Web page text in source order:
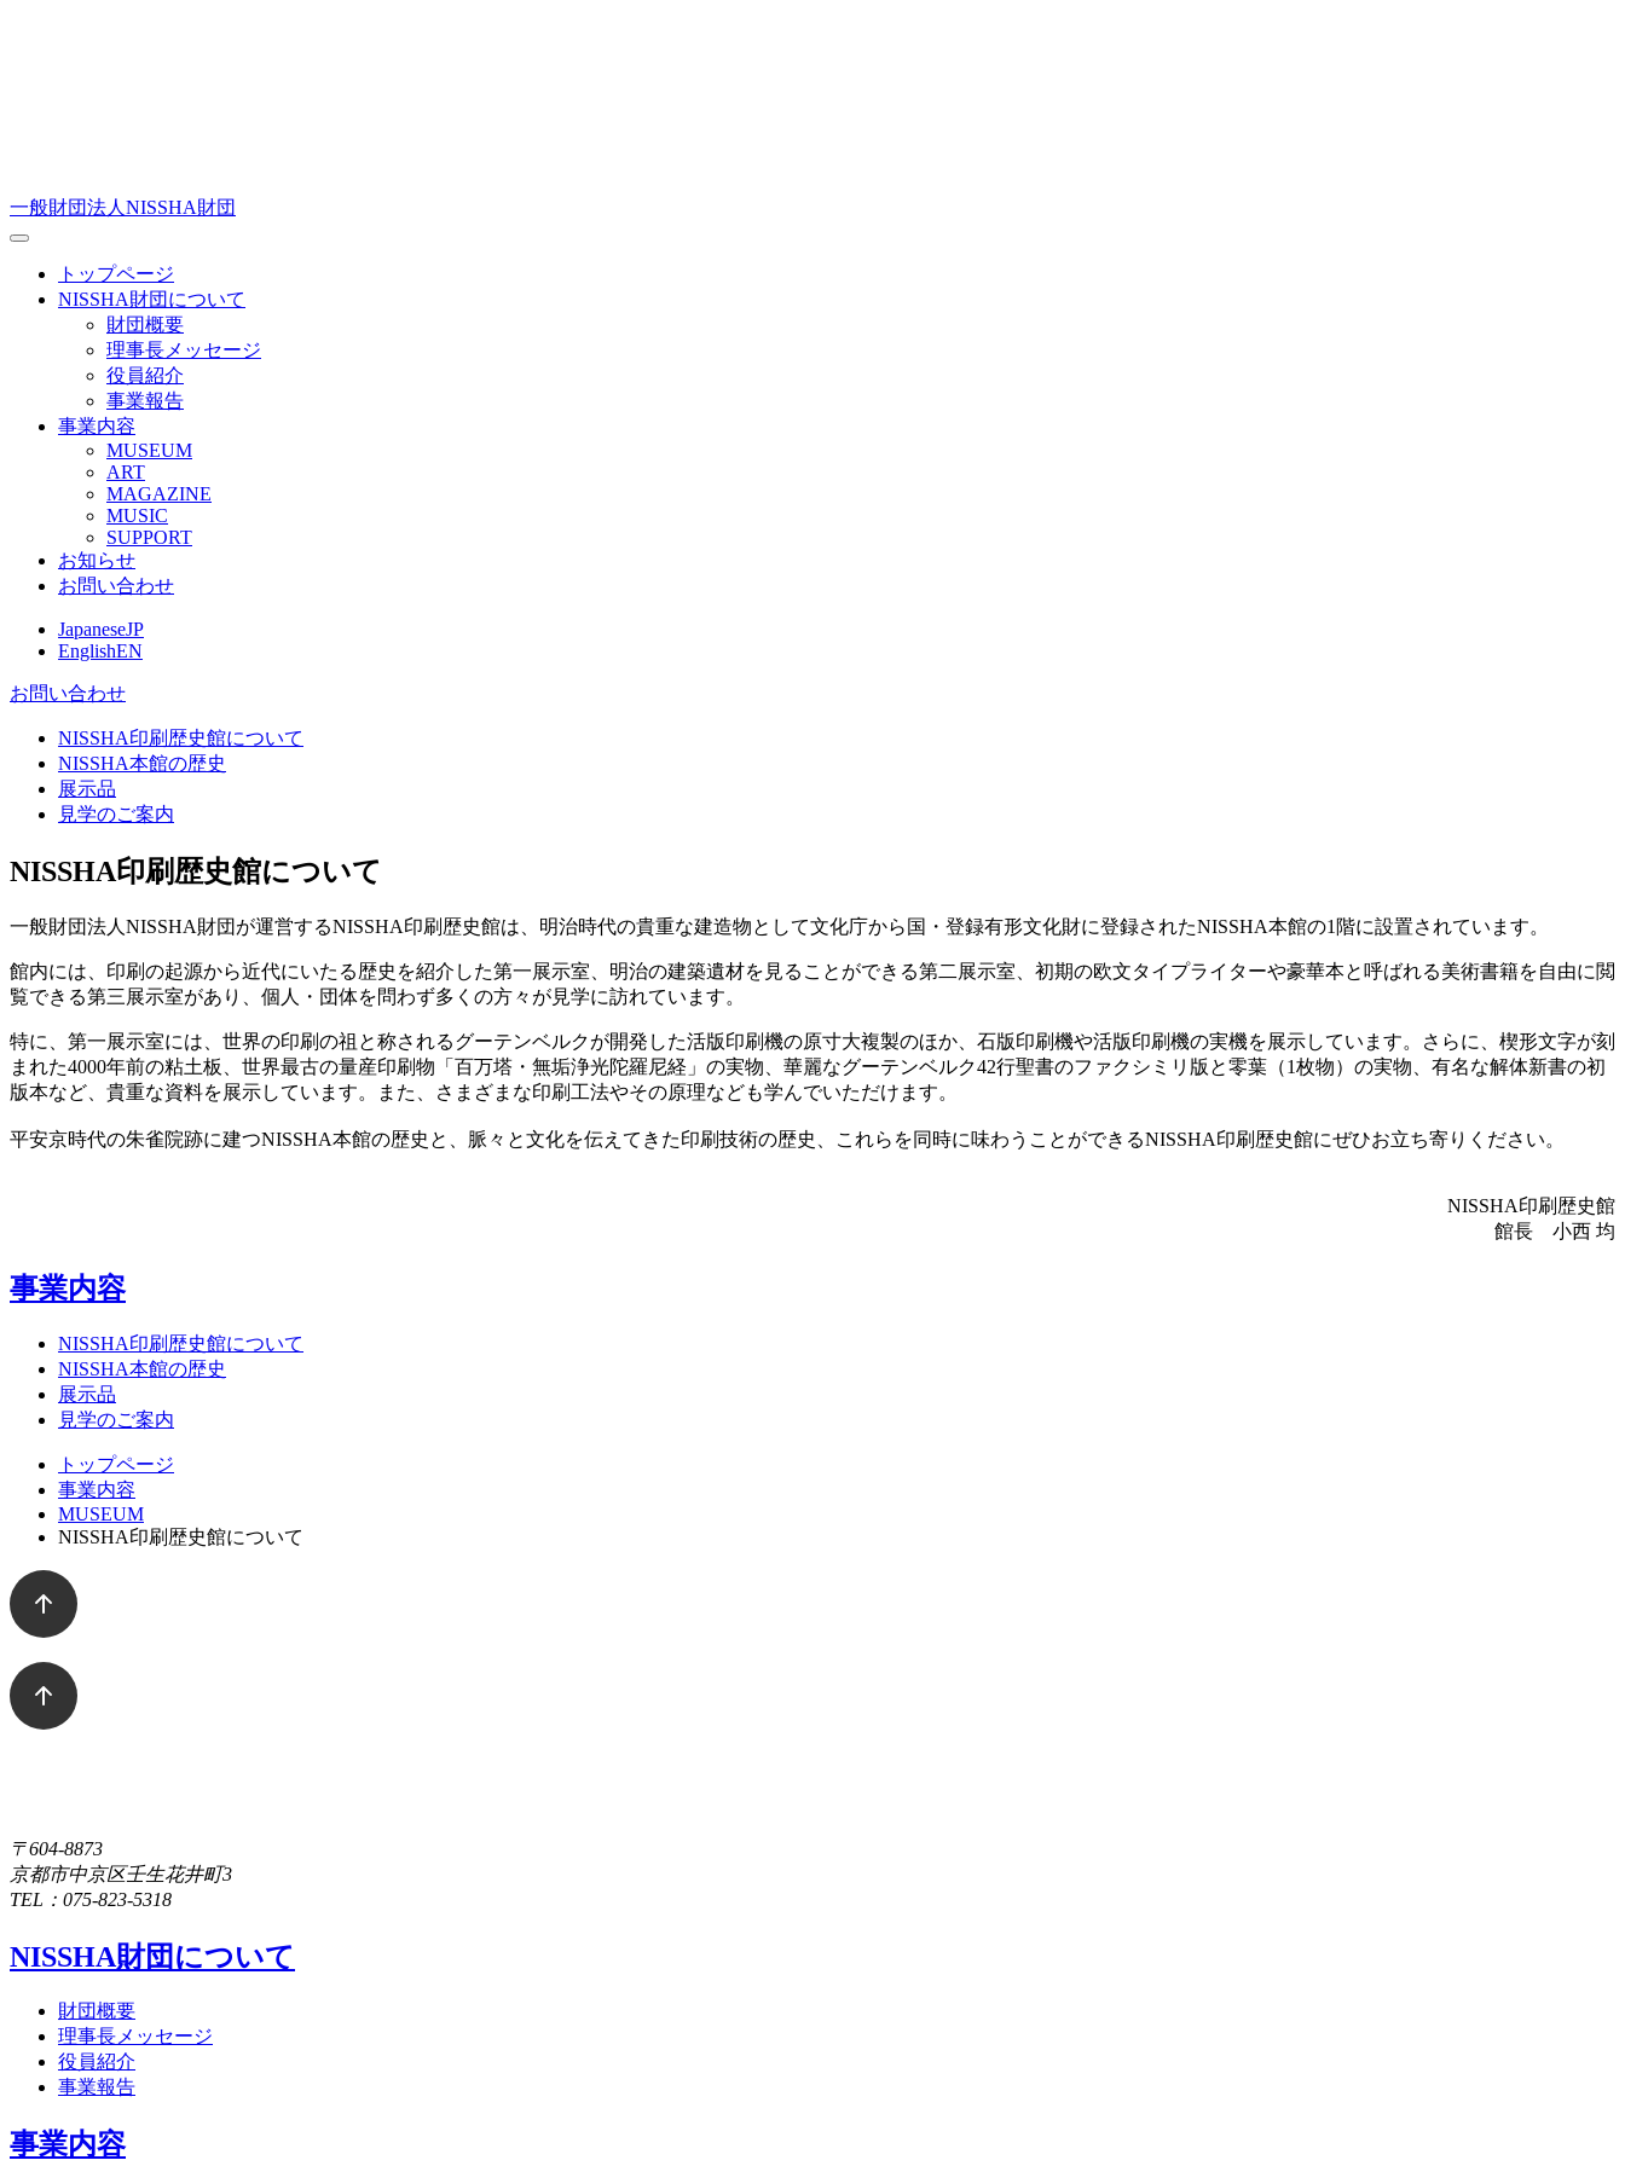
一般財団法人NISSHA財団
トップページ
NISSHA財団について
財団概要
理事長メッセージ
役員紹介
事業報告
事業内容
MUSEUM
ART
MAGAZINE
MUSIC
SUPPORT
お知らせ
お問い合わせ
JapaneseJP
EnglishEN
お問い合わせ
NISSHA印刷歴史館について
NISSHA本館の歴史
展示品
見学のご案内
NISSHA印刷歴史館について
一般財団法人 NISSHA財団が運営するNISSHA印刷歴史館は、明治時代の貴重な建造物として文化庁から国・登録有形文化財に登録されたNISSHA本館の1 階に設置されています。
館内には、印刷の起源から近代にいたる歴史を紹介した第一展示室、明治の建築遺材を見ることができる第二展示室、初期の欧文タイプライターや豪華本と呼ばれる美術書籍を自由に閲
覧できる第三展示室があり、個人・団体を問わず多くの方々が見学に訪れています。
特に、第一展示室には、世界の印刷の祖と称されるグーテンベルクが開発した活版印刷機の原寸大複製のほか、石版印刷機や活版印刷機の実機を展示しています。さらに、楔形文字が刻
まれた4000年前の粘土板、世界最古の量産印刷物「百万塔・無垢浄光陀羅尼経」の実物、華麗なグーテンベルク42行聖書のファクシミリ版と零葉（1枚物）の実物、有名な解体新書の初
版本など、貴重な資料を展示しています。また、さまざまな印刷工法やその原理なども学んでいただけます。
平安京時代の朱雀院跡に建つNISSHA本館の歴史と、脈々と文化を伝えてきた印刷技術の歴史、これらを同時に味わうことができるNISSHA印刷歴史館にぜひお立ち寄りください。
NISSHA印刷歴史館
館長 小西 均
事業内容
NISSHA印刷歴史館について
NISSHA本館の歴史
展示品
見学のご案内
トップページ
事業内容
MUSEUM
NISSHA印刷歴史館について
〒604-8873
京都市中京区壬生花井町3
TEL：075-823-5318
NISSHA財団について
財団概要
理事長メッセージ
役員紹介
事業報告
事業内容